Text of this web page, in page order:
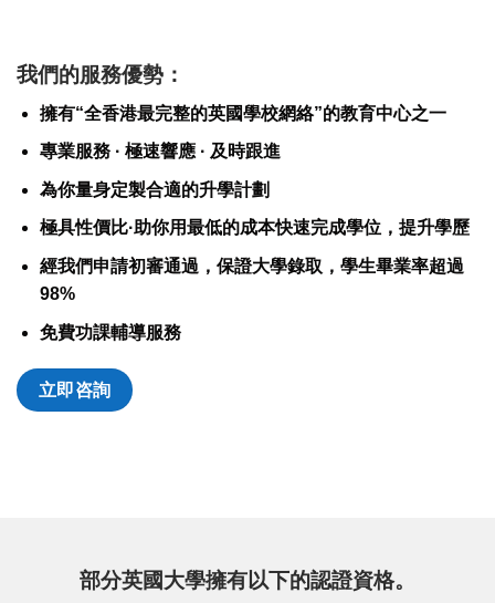
我們的服務優勢：
擁有“全香港最完整的英國學校網絡”的教育中心之一
專業服務 · 極速響應 · 及時跟進
為你量身定製合適的升學計劃
極具性價比·助你用最低的成本快速完成學位，提升學歷
經我們申請初審通過，保證大學錄取，學生畢業率超過
98%
免費功課輔導服務
立即咨詢
部分英國大學擁有以下的認證資格。